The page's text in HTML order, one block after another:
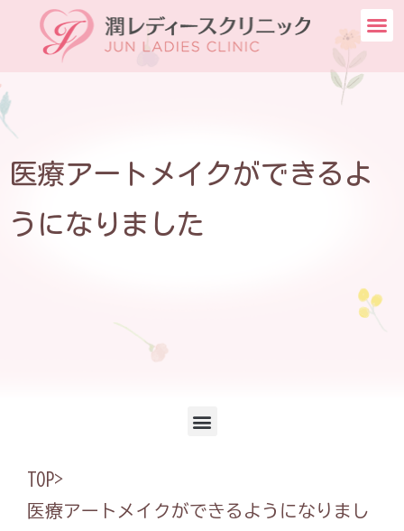
医療アートメイクができるよ
うになりました
TOP>
医療アートメイクができるようになりまし